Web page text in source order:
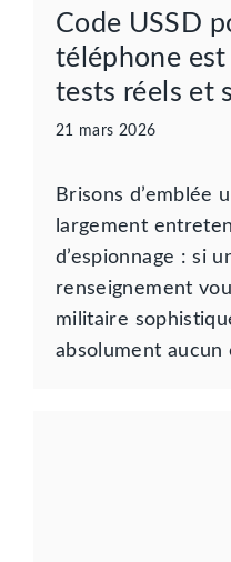
Code USSD
téléphone est
tests réels et
21 mars 2026
Brisons d’emblée
largement
d’espionnage : si
renseignement
militaire
absolument aucun